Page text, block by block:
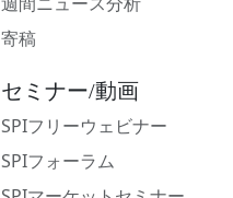
寄稿
セミナー/動画
SPIフリーウェビナー
SPIフォーラム